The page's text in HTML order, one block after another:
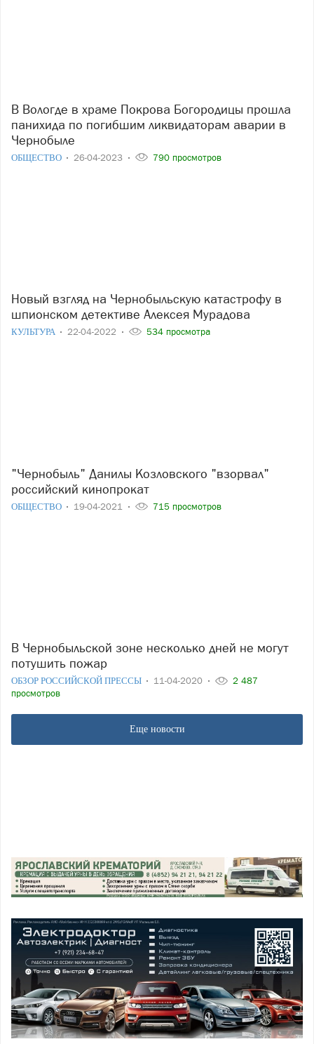
В Вологде в храме Покрова Богородицы прошла
панихида по погибшим ликвидаторам аварии в
Чернобыле
ОБЩЕСТВО 26-04-2023 790 просмотров
Новый взгляд на Чернобыльскую катастрофу в
шпионском детективе Алексея Мурадова
КУЛЬТУРА 22-04-2022 534 просмотра
"Чернобыль" Данилы Козловского "взорвал"
российский кинопрокат
ОБЩЕСТВО 19-04-2021 715 просмотров
В Чернобыльской зоне несколько дней не могут
потушить пожар
ОБЗОР РОССИЙСКОЙ ПРЕССЫ 11-04-2020
2 487
просмотров
Еще новости